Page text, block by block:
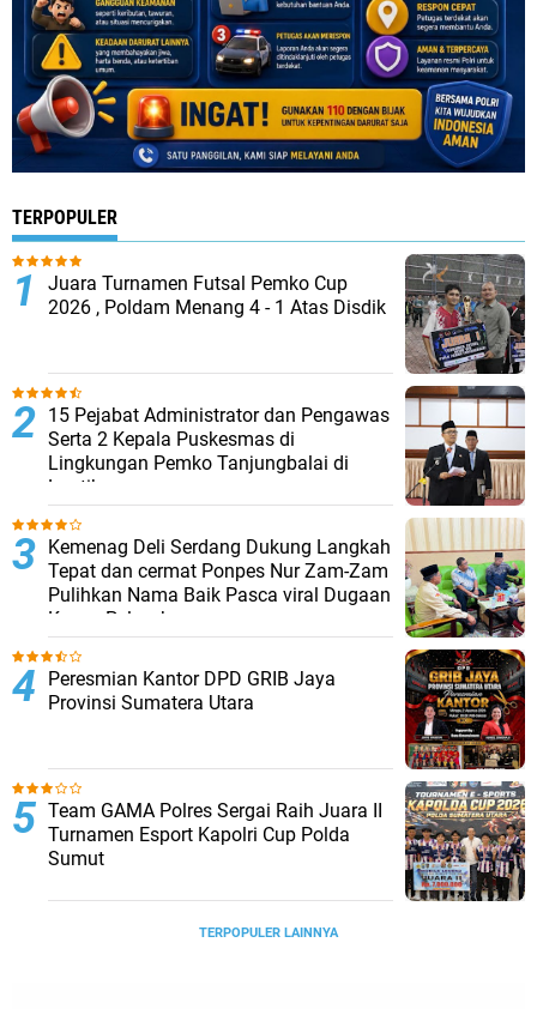
TERPOPULER
Juara Turnamen Futsal Pemko Cup
2026 , Poldam Menang 4 - 1 Atas Disdik
15 Pejabat Administrator dan Pengawas
Serta 2 Kepala Puskesmas di
Lingkungan Pemko Tanjungbalai di
Lantik
Kemenag Deli Serdang Dukung Langkah
Tepat dan cermat Ponpes Nur Zam-Zam
Pulihkan Nama Baik Pasca viral Dugaan
Kasus Pelecehan
Peresmian Kantor DPD GRIB Jaya
Provinsi Sumatera Utara
Team GAMA Polres Sergai Raih Juara II
Turnamen Esport Kapolri Cup Polda
Sumut
TERPOPULER LAINNYA